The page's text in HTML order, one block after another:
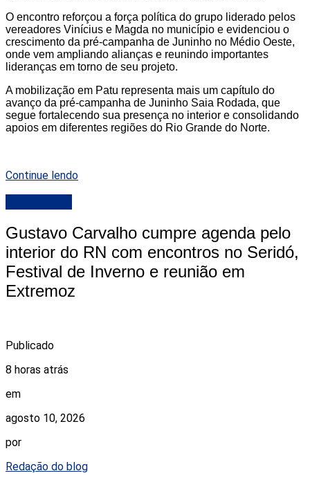
O encontro reforçou a força política do grupo liderado pelos
vereadores Vinícius e Magda no município e evidenciou o
crescimento da pré-campanha de Juninho no Médio Oeste,
onde vem ampliando alianças e reunindo importantes
lideranças em torno de seu projeto.
A mobilização em Patu representa mais um capítulo do
avanço da pré-campanha de Juninho Saia Rodada, que
segue fortalecendo sua presença no interior e consolidando
apoios em diferentes regiões do Rio Grande do Norte.
Continue lendo
Gustavo Carvalho cumpre agenda pelo
interior do RN com encontros no Seridó,
Festival de Inverno e reunião em
Extremoz
Publicado
8 horas atrás
em
agosto 10, 2026
por
Redação do blog